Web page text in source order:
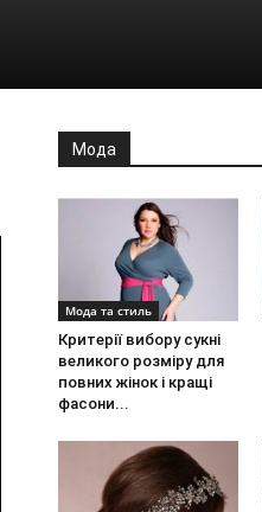
Мода
Мода та стиль
Критерії вибору сукні
великого розміру для
повних жінок і кращі
фасони...